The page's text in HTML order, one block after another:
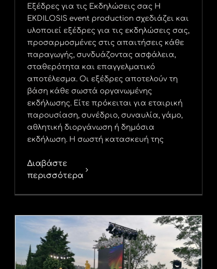
Εξέδρες για τις Εκδηλώσεις σας Η
EKDILOSIS event production σχεδιάζει και
υλοποιεί εξέδρες για τις εκδηλώσεις σας,
προσαρμοσμένες στις απαιτήσεις κάθε
παραγωγής, συνδυάζοντας ασφάλεια,
σταθερότητα και επαγγελματικό
αποτέλεσμα. Οι εξέδρες αποτελούν τη
βάση κάθε σωστά οργανωμένης
εκδήλωσης. Είτε πρόκειται για εταιρική
παρουσίαση, συνέδριο, συναυλία, γάμο,
αθλητική διοργάνωση ή δημόσια
εκδήλωση. Η σωστή κατασκευή της
Διαβάστε
περισσότερα